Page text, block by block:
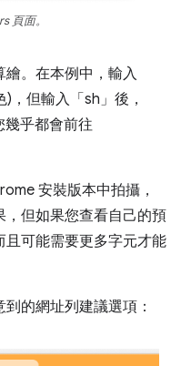
頁面。
。在本例中，輸入
)，但輸入「sh」後，
乎都會前往
安裝版本中拍攝，
，但如果您查看自己的預
可能需要更多字元才能
的網址列建議選項：